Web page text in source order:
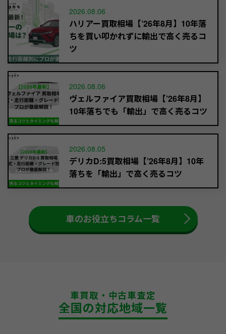
2026.08.06
ハリアー買取相場【’26年8月】10年落
ちを買い叩かれずに輸出で高く売るコ
ツ
2026.08.06
ヴェルファイア買取相場【’26年8月】
10年落ちでも「輸出」で高く売るコツ
2026.08.05
デリカD:5買取相場【’26年8月】10年
落ちを「輸出」で高く売るコツ
車のお役立ちコラム一覧
車買取・中古車査定
全国の対応地域一覧